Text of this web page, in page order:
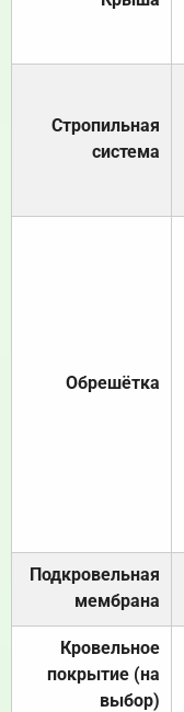
Стропильная
система
Обрешётка
Подкровельная
мембрана
Кровельное
покрытие (на
выбор)